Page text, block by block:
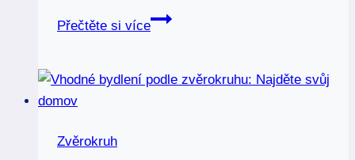
Přečtěte si více
Nejnebezpečnější
Kdo
Zvěrokruh